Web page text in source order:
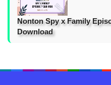
Nonton Spy x Family
Download